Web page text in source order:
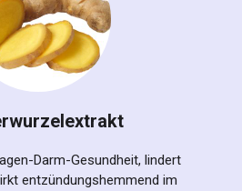
Darm-Gesundheit, lindert
entzündungshemmend im